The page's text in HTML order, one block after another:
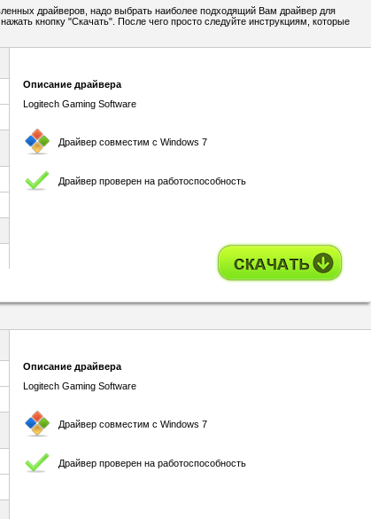
драйверов, надо выбрать наиболее подходящий Вам драйвер для
кнопку "Скачать". После чего просто следуйте инструкциям, которые
Описание драйвера
Logitech Gaming Software
Драйвер совместим с Windows 7
Драйвер проверен на работоспособность
Описание драйвера
Logitech Gaming Software
Драйвер совместим с Windows 7
Драйвер проверен на работоспособность